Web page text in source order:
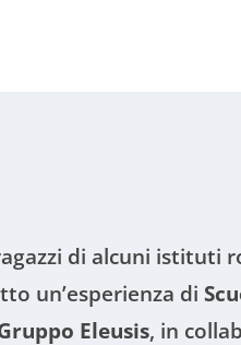
di alcuni istituti
un’esperienza di
Eleusis, in